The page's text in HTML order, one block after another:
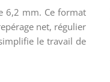
6,2 mm. Ce format
net, régulier
le travail de